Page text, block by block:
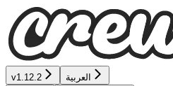
v1.12.2 العربية